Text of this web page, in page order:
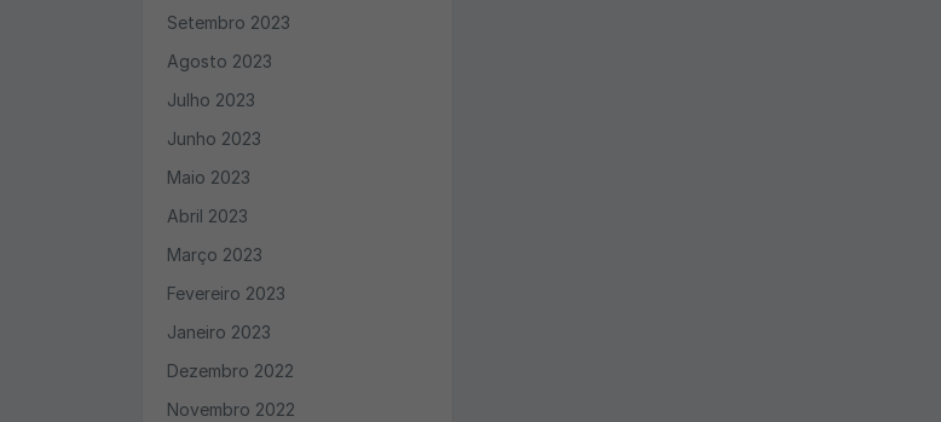
Setembro 2023
Agosto 2023
Julho 2023
Junho 2023
Maio 2023
Abril 2023
Março 2023
Fevereiro 2023
Janeiro 2023
Dezembro 2022
Novembro 2022